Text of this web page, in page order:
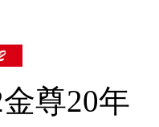
尊20年